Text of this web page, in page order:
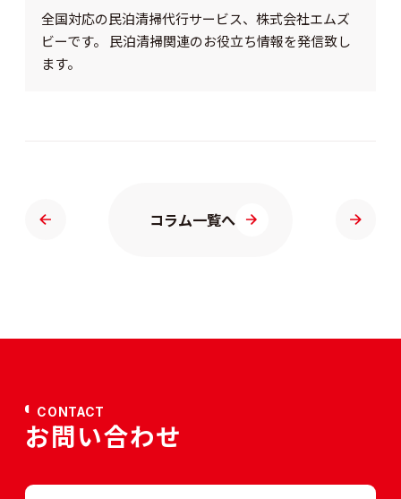
全国対応の民泊清掃代行サービス、株式会社エムズ
ビーです。 民泊清掃関連のお役立ち情報を発信致し
ます。
コラム一覧へ
お問い合わせ
CONTACT